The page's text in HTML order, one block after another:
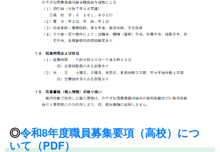
◎令和8年度職員募集要項（高校）につ
いて（PDF）